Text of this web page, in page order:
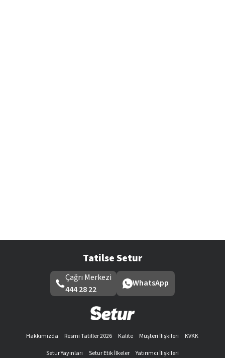
Tatilse Setur
Çağrı Merkezi
444 28 22
WhatsApp
Hakkımızda Resmi Tatiller 2026 Kalite Müşteri İlişkileri
KVKK
Setur Yayınları
Setur Etik İlkeler
Yatırımcı İlişkileri